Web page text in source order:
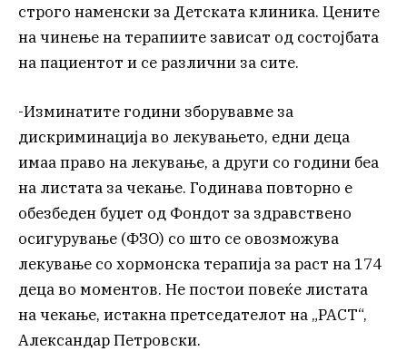
строго наменски за Детската клиника. Цените
на чинење на терапиите зависат од состојбата
на пациентот и се различни за сите.
-Изминатите години зборувавме за
дискриминација во лекувањето, едни деца
имаа право на лекување, а други со години беа
на листата за чекање. Годинава повторно е
обезбеден буџет од Фондот за здравствено
осигурување (ФЗО) со што се овозможува
лекување со хормонска терапија за раст на 174
деца во моментов. Не постои повеќе листата
на чекање, истакна претседателот на „РАСТ“,
Александар Петровски.